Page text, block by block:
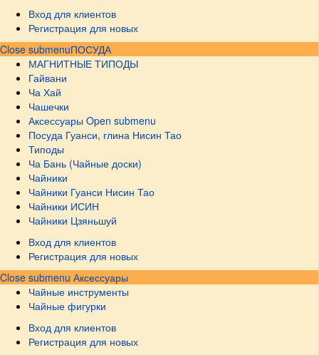
Вход для клиентов
Регистрация для новых
Close submenuПОСУДА
МАГНИТНЫЕ ТИПОДЫ
Гайвани
Ча Хай
Чашечки
Аксессуары Open submenu
Посуда Гуанси, глина Нисин Тао
Типоды
Ча Бань (Чайные доски)
Чайники
Чайники Гуанси Нисин Тао
Чайники ИСИН
Чайники Цзяньшуй
Вход для клиентов
Регистрация для новых
Close submenu Аксессуары
Чайные инструменты
Чайные фигурки
Вход для клиентов
Регистрация для новых